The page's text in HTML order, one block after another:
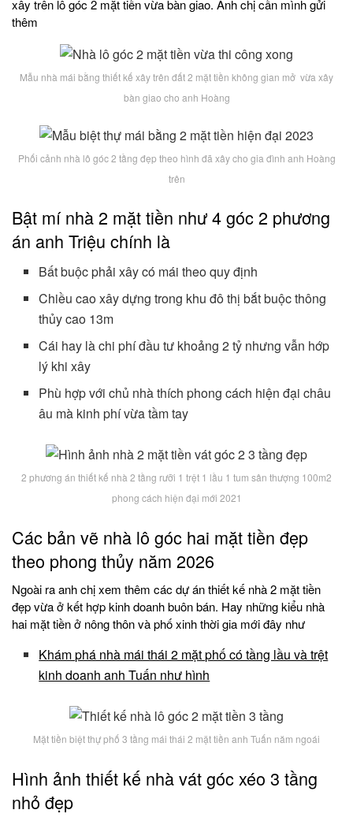
xây trên lô góc 2 mặt tiền vừa bàn giao. Anh chị cần mình gửi
thêm
Mẫu nhà mái bằng thiết kế xây trên đất 2 mặt tiền không gian mở vừa xây
bàn giao cho anh Hoàng
Phối cảnh nhà lô góc 2 tầng đẹp theo hình đã xây cho gia đình anh Hoàng
trên
Bật mí nhà 2 mặt tiền như 4 góc 2 phương
án anh Triệu chính là
Bất buộc phải xây có mái theo quy định
Chiều cao xây dựng trong khu đô thị bắt buộc thông
thủy cao 13m
Cái hay là chi phí đầu tư khoảng 2 tỷ nhưng vẫn hớp
lý khi xây
Phù hợp với chủ nhà thích phong cách hiện đại châu
âu mà kinh phí vừa tầm tay
2 phương án thiết kế nhà 2 tầng rưỡi 1 trệt 1 lầu 1 tum sân thượng 100m2
phong cách hiện đại mới 2021
Các bản vẽ nhà lô góc hai mặt tiền đẹp
theo phong thủy năm 2026
Ngoài ra anh chị xem thêm các dự án thiết kế nhà 2 mặt tiền
đẹp vừa ở kết hợp kinh doanh buôn bán. Hay những kiểu nhà
hai mặt tiền ở nông thôn và phố xinh thời gia mới đây như
Khám phá nhà mái thái 2 mặt phố có tầng lầu và trệt
kinh doanh anh Tuấn như hình
Mặt tiền biệt thự phố 3 tầng mái thái 2 mặt tiền anh Tuấn năm ngoái
Hình ảnh thiết kế nhà vát góc xéo 3 tầng
nhỏ đẹp